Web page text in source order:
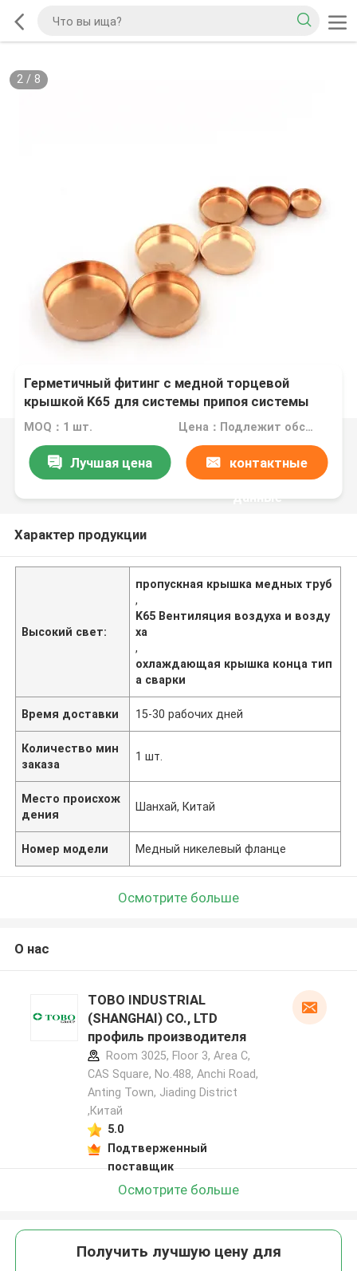
2/ 8
Герметичный фитинг с медной торцевой
крышкой K65 для системы припоя системы
охлаждения, вентиляции и кондиционирования
MOQ：1 шт. Цена：Подлежит обсуждению
Лучшая цена контактные
данные
Характер продукции
Высокий свет:
пропускная крышка медных труб
,
K65 Вентиляция воздуха и возду
ха
,
охлаждающая крышка конца тип
а сварки
Время доставки 15-30 рабочих дней
Количество мин
заказа
1 шт.
Место происхож
дения
Шанхай, Китай
Номер модели Медный никелевый фланце
Осмотрите больше
О нас
TOBO INDUSTRIAL
(SHANGHAI) CO., LTD
профиль производителя
Room 3025, Floor 3, Area C,
CAS Square, No.488, Anchi Road,
Anting Town, Jiading District
,Китай
5.0
Подтверженный
поставщик
Осмотрите больше
Получить лучшую цену для